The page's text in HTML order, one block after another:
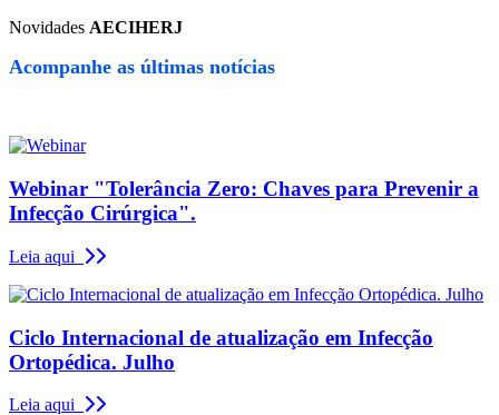
Novidades AECIHERJ
Acompanhe as últimas notícias
Webinar "Tolerância Zero: Chaves para Prevenir a
Infecção Cirúrgica".
Leia aqui
Ciclo Internacional de atualização em Infecção
Ortopédica. Julho
Leia aqui